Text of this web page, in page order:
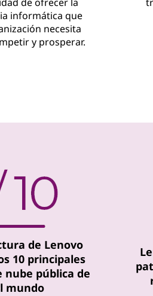
informática que
necesita
y prosperar.
de Lenovo
10 principales
nube pública de
mundo